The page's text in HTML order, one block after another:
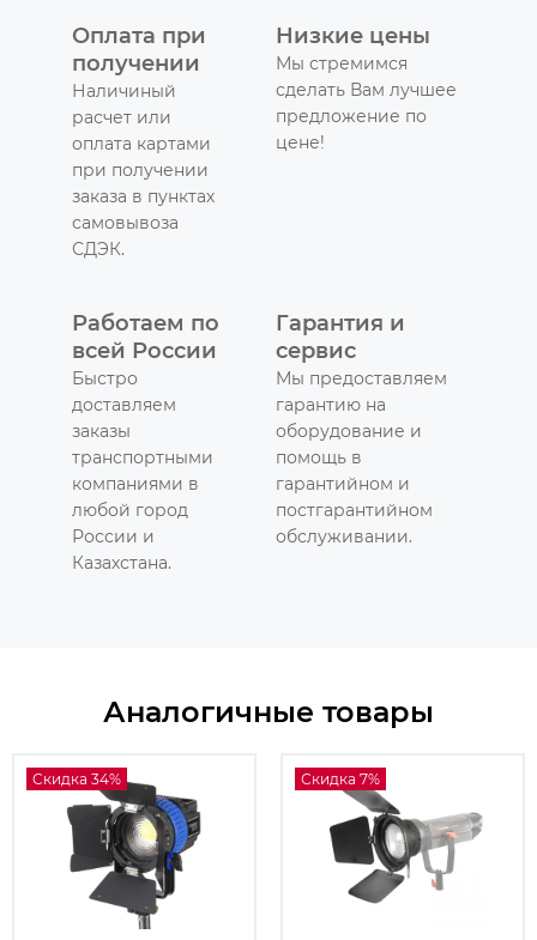
Оплата при
получении
Наличиный
расчет или
оплата картами
при получении
заказа в пунктах
самовывоза
СДЭК.
Низкие цены
Мы стремимся
сделать Вам лучшее
предложение по
цене!
Работаем по
всей России
Быстро
доставляем
заказы
транспортными
компаниями в
любой город
России и
Казахстана.
Гарантия и
сервис
Мы предоставляем
гарантию на
оборудование и
помощь в
гарантийном и
постгарантийном
обслуживании.
Аналогичные товары
Скидка 34% Скидка 7%